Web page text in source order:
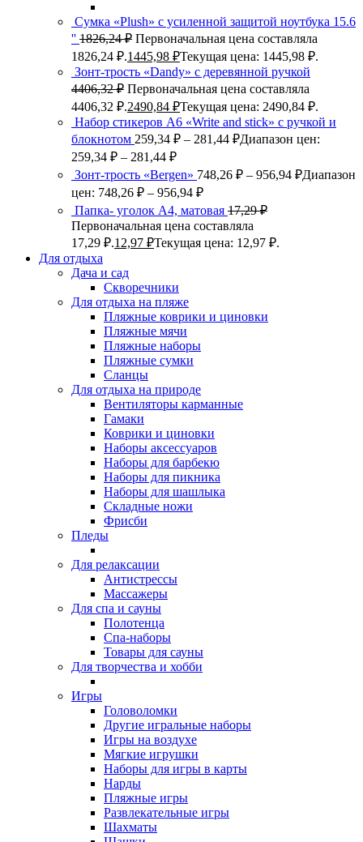
Сумка «Plush» c усиленной защитой ноутбука 15.6
'' 1826,24₽ Первоначальная цена составляла
1826,24 ₽.1445,98 ₽Текущая цена: 1445,98 ₽.
Зонт-трость «Dandy» с деревянной ручкой
4406,32₽ Первоначальная цена составляла
4406,32 ₽.2490,84 ₽Текущая цена: 2490,84 ₽.
Набор стикеров А6 «Write and stick» с ручкой и
блокнотом 259,34 ₽ – 281,44 ₽Диапазон цен:
259,34 ₽ – 281,44 ₽
Зонт-трость «Bergen» 748,26 ₽ – 956,94 ₽Диапазон
цен: 748,26 ₽ – 956,94 ₽
Папка- уголок А4, матовая 17,29₽
Первоначальная цена составляла
17,29 ₽.12,97 ₽Текущая цена: 12,97 ₽.
Для отдыха
Дача и сад
Скворечники
Для отдыха на пляже
Пляжные коврики и циновки
Пляжные мячи
Пляжные наборы
Пляжные сумки
Сланцы
Для отдыха на природе
Вентиляторы карманные
Гамаки
Коврики и циновки
Наборы аксессуаров
Наборы для барбекю
Наборы для пикника
Наборы для шашлыка
Складные ножи
Фрисби
Пледы
Для релаксации
Антистрессы
Массажеры
Для спа и сауны
Полотенца
Спа-наборы
Товары для сауны
Для творчества и хобби
Игры
Головоломки
Другие игральные наборы
Игры на воздухе
Мягкие игрушки
Наборы для игры в карты
Нарды
Пляжные игры
Развлекательные игры
Шахматы